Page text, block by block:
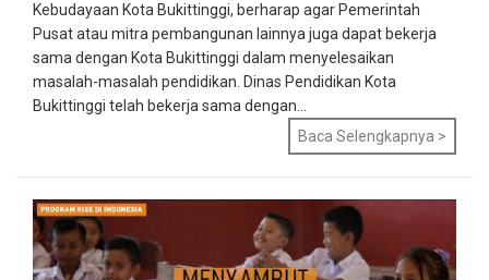
Kebudayaan Kota Bukittinggi, berharap agar Pemerintah
Pusat atau mitra pembangunan lainnya juga dapat bekerja
sama dengan Kota Bukittinggi dalam menyelesaikan
masalah-masalah pendidikan. Dinas Pendidikan Kota
Bukittinggi telah bekerja sama dengan...
Baca Selengkapnya >